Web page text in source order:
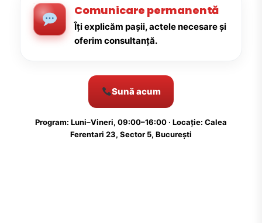
Comunicare permanentă
Îți explicăm pașii, actele necesare și
oferim consultanță.
Sună acum
Program: Luni–Vineri, 09:00–16:00 · Locație: Calea
Ferentari 23, Sector 5, București